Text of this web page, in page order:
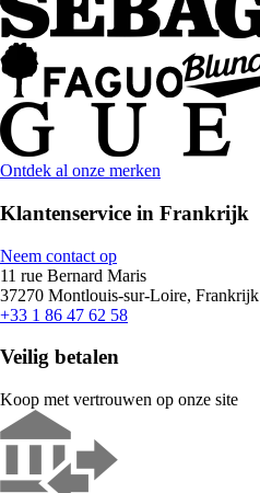
Ontdek al onze merken
Klantenservice in Frankrijk
Neem contact op
11 rue Bernard Maris
37270 Montlouis-sur-Loire, Frankrijk
+33 1 86 47 62 58
Veilig betalen
Koop met vertrouwen op onze site